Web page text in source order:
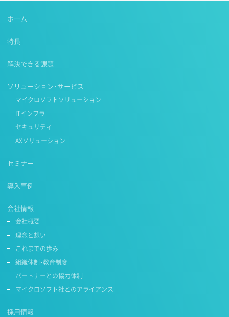
ホーム
特長
解決できる課題
ソリューション・サービス
マイクロソフトソリューション
ITインフラ
セキュリティ
AXソリューション
セミナー
導入事例
会社情報
会社概要
理念と想い
これまでの歩み
組織体制・教育制度
パートナーとの協力体制
マイクロソフト社とのアライアンス
採用情報